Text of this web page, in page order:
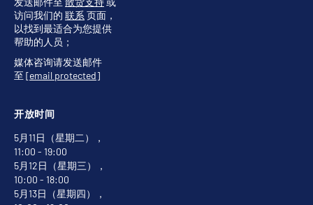
开放时间
5月11日（星期二），
11:00 - 19:00
5月12日（星期三），
10:00 - 18:00
5月13日（星期四），
访问我们的 联系 页面，
以找到最适合为您提供
帮助的人员；
媒体咨询请发送邮件
至 [email protected]